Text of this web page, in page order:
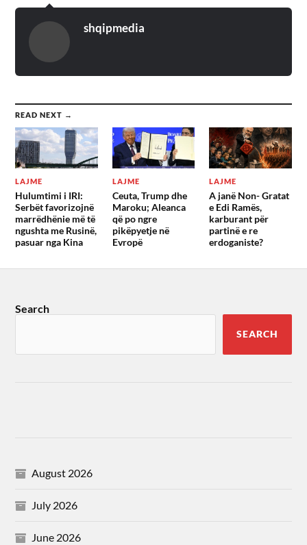
shqipmedia
READ NEXT →
LAJME
Hulumtimi i IRI:
Serbët favorizojnë
marrëdhënie më të
ngushta me Rusinë,
pasuar nga Kina
LAJME
Ceuta, Trump dhe
Maroku; Aleanca
që po ngre
pikëpyetje në
Evropë
LAJME
A janë Non- Gratat
e Edi Ramës,
karburant për
partinë e re
erdoganiste?
Search
SEARCH
August 2026
July 2026
June 2026